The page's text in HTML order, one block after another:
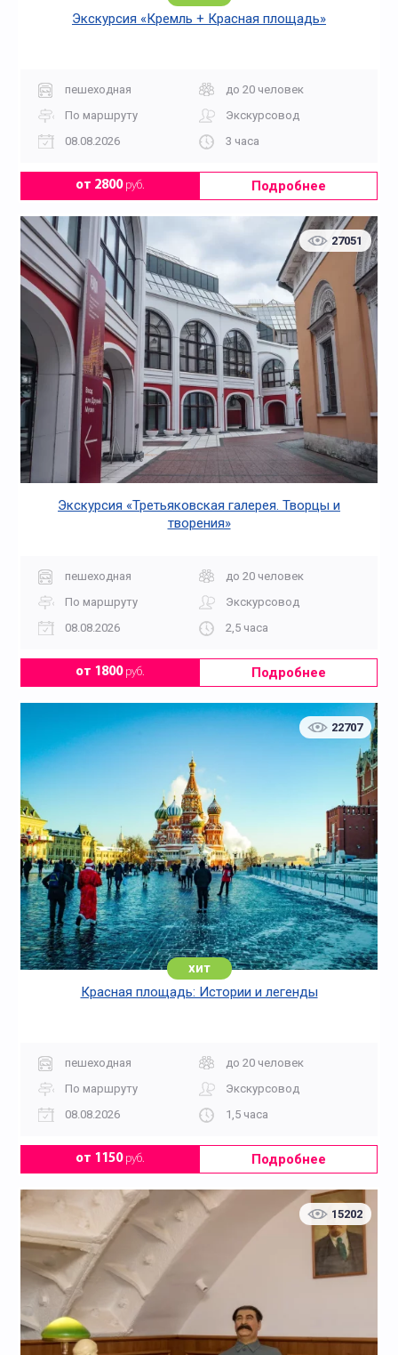
Экскурсия «Кремль + Красная площадь»
пешеходная
до 20 человек
По маршруту
Экскурсовод
08.08.2026
3 часа
от 2800руб. Подробнее
27051
Экскурсия «Третьяковская галерея. Творцы и
творения»
пешеходная
до 20 человек
По маршруту
Экскурсовод
08.08.2026
2,5 часа
от 1800руб. Подробнее
22707
хит
Красная площадь: Истории и легенды
пешеходная
до 20 человек
По маршруту
Экскурсовод
08.08.2026
1,5 часа
от 1150руб. Подробнее
15202